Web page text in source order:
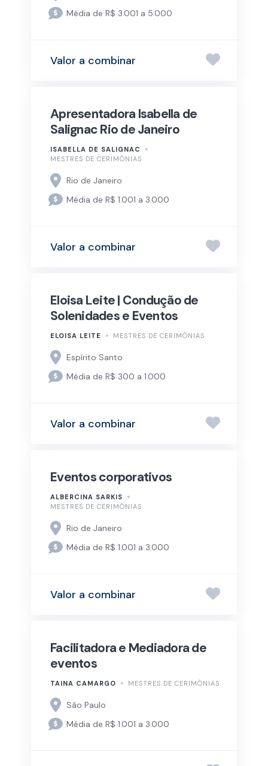
Média de R$ 3.001 a 5.000
Valor a combinar
Apresentadora Isabella de
Salignac Rio de Janeiro
ISABELLA DE SALIGNAC
MESTRES DE CERIMÔNIAS
Rio de Janeiro
Média de R$ 1.001 a 3.000
Valor a combinar
Eloisa Leite | Condução de
Solenidades e Eventos
ELOISA LEITE MESTRES DE CERIMÔNIAS
Espírito Santo
Média de R$ 300 a 1.000
Valor a combinar
Eventos corporativos
ALBERCINA SARKIS
MESTRES DE CERIMÔNIAS
Rio de Janeiro
Média de R$ 1.001 a 3.000
Valor a combinar
Facilitadora e Mediadora de
eventos
TAINA CAMARGO MESTRES DE CERIMÔNIAS
São Paulo
Média de R$ 1.001 a 3.000